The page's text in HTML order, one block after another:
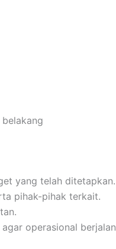
yang telah ditetapkan.
pihak-pihak terkait.
operasional berjalan